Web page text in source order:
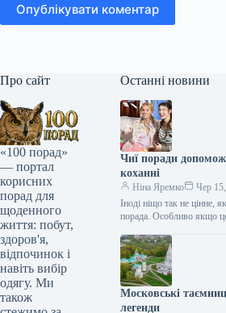
Опублікувати коментар
Про сайт
«100 порад»
— портал
корисних
порад для
щоденного
життя: побут,
здоров'я,
відпочинок і
навіть вибір
одягу. Ми
також
Останні новини
Чиї поради
коханні
Ніна Яремко
Чер
Іноді ніщо так не цінне,
порада. Особливо якщо
косметолога, тренера,
Московські
легенди